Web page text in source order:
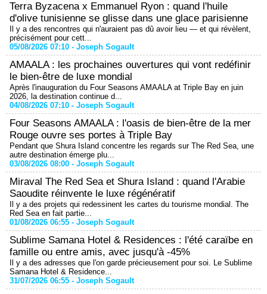
Terra Byzacena x Emmanuel Ryon : quand l'huile
d'olive tunisienne se glisse dans une glace parisienne
Il y a des rencontres qui n'auraient pas dû avoir lieu — et qui révèlent,
précisément pour cett...
05/08/2026 07:10 - Joseph Sogault
AMAALA : les prochaines ouvertures qui vont redéfinir
le bien-être de luxe mondial
Après l'inauguration du Four Seasons AMAALA at Triple Bay en juin
2026, la destination continue d...
04/08/2026 07:10 - Joseph Sogault
Four Seasons AMAALA : l'oasis de bien-être de la mer
Rouge ouvre ses portes à Triple Bay
Pendant que Shura Island concentre les regards sur The Red Sea, une
autre destination émerge plu...
03/08/2026 08:00 - Joseph Sogault
Miraval The Red Sea et Shura Island : quand l'Arabie
Saoudite réinvente le luxe régénératif
Il y a des projets qui redessinent les cartes du tourisme mondial. The
Red Sea en fait partie...
01/08/2026 06:55 - Joseph Sogault
Sublime Samana Hotel & Residences : l'été caraïbe en
famille ou entre amis, avec jusqu'à -45%
Il y a des adresses que l'on garde précieusement pour soi. Le Sublime
Samana Hotel & Residence...
31/07/2026 06:55 - Joseph Sogault